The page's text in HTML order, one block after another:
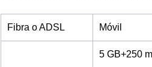
Fibra o ADSL Móvil
5 GB+250